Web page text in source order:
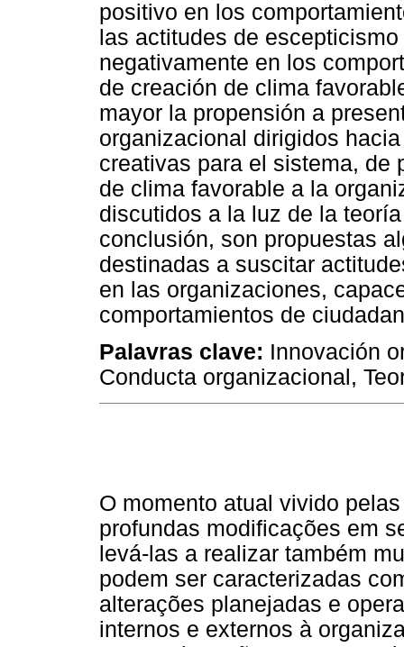
positivo en los
las actitudes de
negativamente en los
de creación de clima
mayor la propensión a
organizacional dirigidos
creativas para el sistema, de
de clima favorable a la
discutidos a la luz de la
conclusión, son propuestas
destinadas a suscitar
en las organizaciones,
comportamientos de
Palavras clave: Innovación
Conducta organizacional,
O momento atual vivido
profundas modificações em
levá-las a realizar também
podem ser caracterizadas
alterações planejadas e
internos e externos à